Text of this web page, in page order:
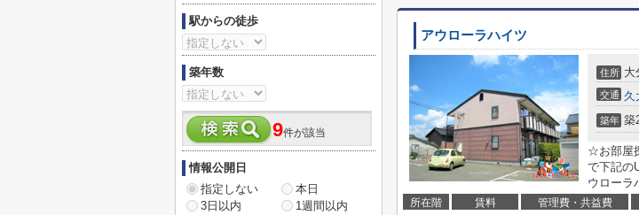
アウローラハイツ
住所 大
交通 久
築年 築
☆お部屋
で下記の
ウローラ
所在階 賃料 管理費・共益費
駅からの徒歩
築年数
9件が該当
情報公開日
指定しない
本日
3日以内
1週間以内